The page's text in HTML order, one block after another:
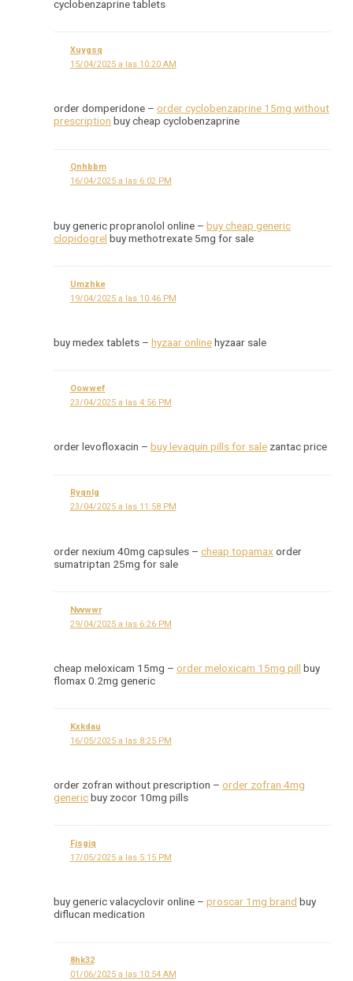
cyclobenzaprine tablets
Xuygsq
15/04/2025 a las 10:20 AM
order domperidone – order cyclobenzaprine 15mg without
prescription buy cheap cyclobenzaprine
Qnhbbm
16/04/2025 a las 6:02 PM
buy generic propranolol online – buy cheap generic
clopidogrel buy methotrexate 5mg for sale
Umzhke
19/04/2025 a las 10:46 PM
buy medex tablets – hyzaar onlinehyzaar sale
Oowwef
23/04/2025 a las 4:56 PM
order levofloxacin – buy levaquin pills for sale zantac price
Ryqnlg
23/04/2025 a las 11:58 PM
order nexium 40mg capsules – cheap topamax order
sumatriptan 25mg for sale
Nvvwwr
29/04/2025 a las 6:26 PM
cheap meloxicam 15mg – order meloxicam 15mg pill buy
flomax 0.2mg generic
Kxkdau
16/05/2025 a las 8:25 PM
order zofran without prescription – order zofran 4mg
genericbuy zocor 10mg pills
Fjsgjq
17/05/2025 a las 5:15 PM
buy generic valacyclovir online – proscar 1mg brand buy
diflucan medication
8hk32
01/06/2025 a las 10:54 AM